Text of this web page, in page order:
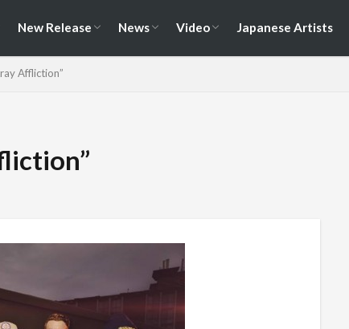
New Release News Video Japanese Artists
Affliction”